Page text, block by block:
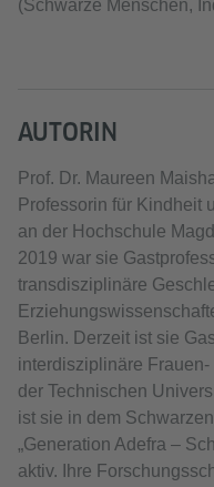
(Schwarze Menschen,
AUTORIN
Prof. Dr. Maureen
Professorin für Kindheit
an der Hochschule
2019 war sie
transdisziplinäre
Berlin. Derzeit ist sie
interdisziplinäre
der Technischen
ist sie in dem
„Generation Adefra –
aktiv. Ihre